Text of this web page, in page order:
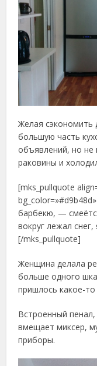
Желая сэкономить
большую часть
объявлений, но не
раковины и
[mks_pullquote
барбекю, —
вокруг лежал
[/mks_pullquote]
Женщина делала
больше одного
пришлось какое-
Встроенный
вмещает миксер,
приборы.